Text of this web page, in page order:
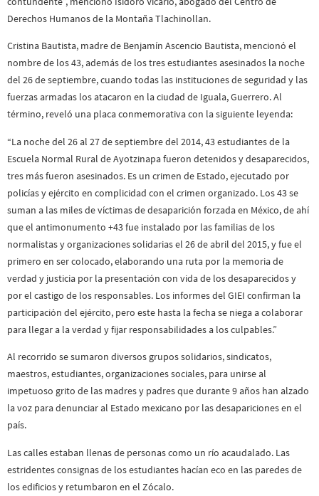
Derechos Humanos de la Montaña Tlachinollan.
Cristina Bautista, madre de Benjamín Ascencio Bautista, mencionó el
nombre de los 43, además de los tres estudiantes asesinados la noche
del 26 de septiembre, cuando todas las instituciones de seguridad y las
fuerzas armadas los atacaron en la ciudad de Iguala, Guerrero. Al
término, reveló una placa conmemorativa con la siguiente leyenda:
“La noche del 26 al 27 de septiembre del 2014, 43 estudiantes de la
Escuela Normal Rural de Ayotzinapa fueron detenidos y desaparecidos,
tres más fueron asesinados. Es un crimen de Estado, ejecutado por
policías y ejército en complicidad con el crimen organizado. Los 43 se
suman a las miles de víctimas de desaparición forzada en México, de ahí
que el antimonumento +43 fue instalado por las familias de los
normalistas y organizaciones solidarias el 26 de abril del 2015, y fue el
primero en ser colocado, elaborando una ruta por la memoria de
verdad y justicia por la presentación con vida de los desaparecidos y
por el castigo de los responsables. Los informes del GIEI confirman la
participación del ejército, pero este hasta la fecha se niega a colaborar
para llegar a la verdad y fijar responsabilidades a los culpables.”
Al recorrido se sumaron diversos grupos solidarios, sindicatos,
maestros, estudiantes, organizaciones sociales, para unirse al
impetuoso grito de las madres y padres que durante 9 años han alzado
la voz para denunciar al Estado mexicano por las desapariciones en el
país.
Las calles estaban llenas de personas como un río acaudalado. Las
estridentes consignas de los estudiantes hacían eco en las paredes de
los edificios y retumbaron en el Zócalo.